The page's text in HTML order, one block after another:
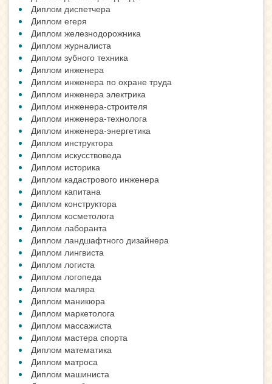
Диплом диспетчера
Диплом егеря
Диплом железнодорожника
Диплом журналиста
Диплом зубного техника
Диплом инженера
Диплом инженера по охране труда
Диплом инженера электрика
Диплом инженера-строителя
Диплом инженера-технолога
Диплом инженера-энергетика
Диплом инструктора
Диплом искусствоведа
Диплом историка
Диплом кадастрового инженера
Диплом капитана
Диплом конструктора
Диплом косметолога
Диплом лаборанта
Диплом ландшафтного дизайнера
Диплом лингвиста
Диплом логиста
Диплом логопеда
Диплом маляра
Диплом маникюра
Диплом маркетолога
Диплом массажиста
Диплом мастера спорта
Диплом математика
Диплом матроса
Диплом машиниста